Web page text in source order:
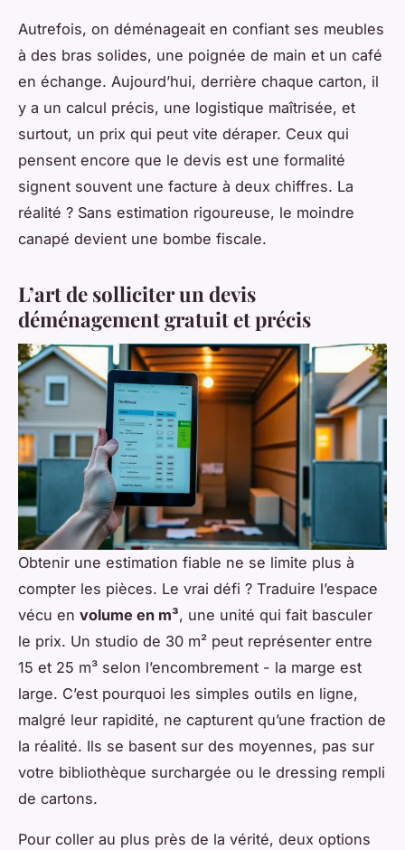
Autrefois, on déménageait en confiant ses meubles
à des bras solides, une poignée de main et un café
en échange. Aujourd’hui, derrière chaque carton, il
y a un calcul précis, une logistique maîtrisée, et
surtout, un prix qui peut vite déraper. Ceux qui
pensent encore que le devis est une formalité
signent souvent une facture à deux chiffres. La
réalité ? Sans estimation rigoureuse, le moindre
canapé devient une bombe fiscale.
L’art de solliciter un devis
déménagement gratuit et précis
Obtenir une estimation fiable ne se limite plus à
compter les pièces. Le vrai défi ? Traduire l’espace
vécu en volume en m³, une unité qui fait basculer
le prix. Un studio de 30 m² peut représenter entre
15 et 25 m³ selon l’encombrement - la marge est
large. C’est pourquoi les simples outils en ligne,
malgré leur rapidité, ne capturent qu’une fraction de
la réalité. Ils se basent sur des moyennes, pas sur
votre bibliothèque surchargée ou le dressing rempli
de cartons.
Pour coller au plus près de la vérité, deux options